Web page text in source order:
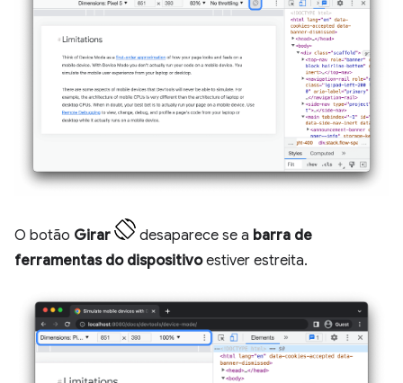
O botão Girar desaparece se a barra de
ferramentas do dispositivoestiver estreita.